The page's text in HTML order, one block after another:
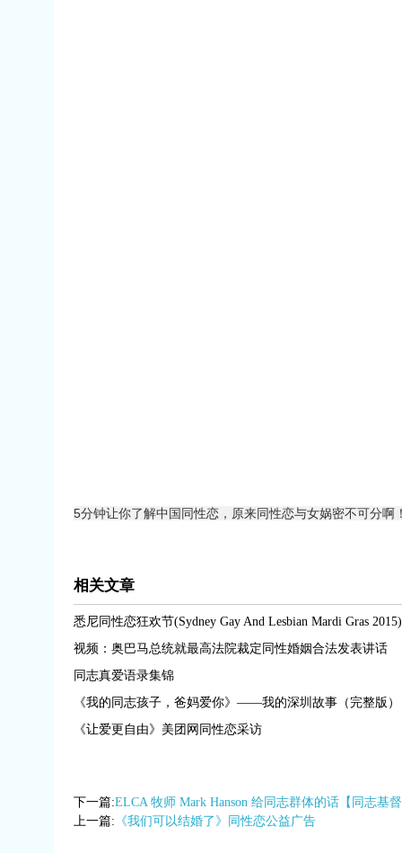
5分钟让你了解中国同性恋，原来同性恋与女娲密不可分
相关文章
悉尼同性恋狂欢节(Sydney Gay And Lesbian Mardi Gras 2015)
视频：奥巴马总统就最高法院裁定同性婚姻合法发表讲话
同志真爱语录集锦
《我的同志孩子，爸妈爱你》——我的深圳故事（完整版）
《让爱更自由》美团网同性恋采访
下一篇:ELCA 牧师 Mark Hanson 给同志群体的话【同志基
上一篇: 《我们可以结婚了》同性恋公益广告